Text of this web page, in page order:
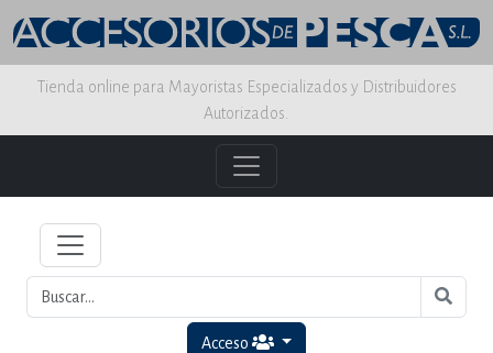
Tienda online para Mayoristas Especializados y Distribuidores
Autorizados.
Acceso